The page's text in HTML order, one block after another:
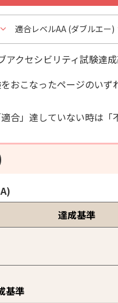
適合レベルAA (ダブルエー)
クセシビリティ試験達
おこなったページのい
」達していない時は「
達成基準
基準